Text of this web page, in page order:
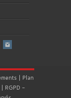
| Plan
| RGPD -